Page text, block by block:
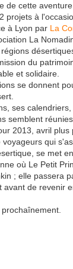
de cette
projets à
à Lyon par La
La
du
et solidaire.
se donnent
ses calendriers,
semblent
2013, avril plus
qui
se met
où Le Petit
; elle passera
de revenir